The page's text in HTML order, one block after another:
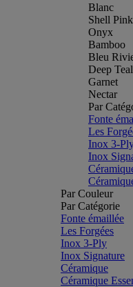
Blanc
Shell Pink
Onyx
Bamboo
Bleu
Deep Teal
Garnet
Nectar
Par
Fonte
Les
Inox 3-
Inox
Par Couleur
Par Catégorie
Fonte émaillée
Les Forgées
Inox 3-Ply
Inox Signature
Céramique
Céramique